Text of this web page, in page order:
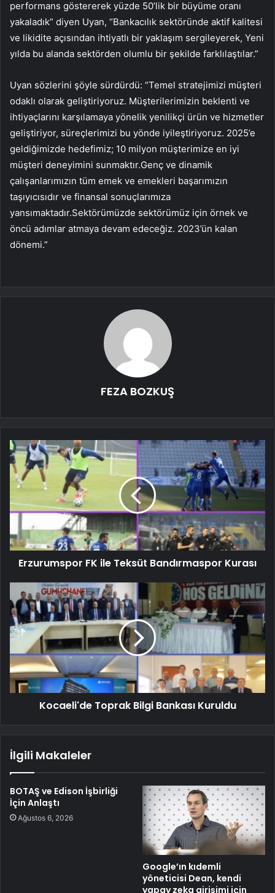
performans göstererek yüzde 50’lik bir büyüme oranı
yakaladık” diyen Uyan, “Bankacılık sektöründe aktif kalitesi
ve likidite açısından ihtiyatlı bir yaklaşım sergileyerek, Yeni
yılda bu alanda sektörden olumlu bir şekilde farklılaştılar.”
Uyan sözlerini şöyle sürdürdü: “Temel stratejimizi müşteri
odaklı olarak geliştiriyoruz. Müşterilerimizin beklenti ve
ihtiyaçlarını karşılamaya yönelik yenilikçi ürün ve hizmetler
geliştiriyor, süreçlerimizi bu yönde iyileştiriyoruz. 2025’e
geldiğimizde hedefimiz; 10 milyon müşterimize en iyi
müşteri deneyimini sunmaktır.Genç ve dinamik
çalışanlarımızın tüm emek ve emekleri başarımızın
taşıyıcısıdır ve finansal sonuçlarımıza
yansımaktadır.Sektörümüzde sektörümüz için örnek ve
öncü adımlar atmaya devam edeceğiz. 2023’ün kalan
dönemi.”
FEZA BOZKUŞ
Erzurumspor FK ile Teksüt Bandırmaspor Kurası
Kocaeli'de Toprak Bilgi Bankası Kuruldu
İlgili Makaleler
BOTAŞ ve Edison İşbirliği
İçin Anlaştı
Ağustos 6, 2026
Google’ın kıdemli
yöneticisi Dean, kendi
yapay zeka girişimi için